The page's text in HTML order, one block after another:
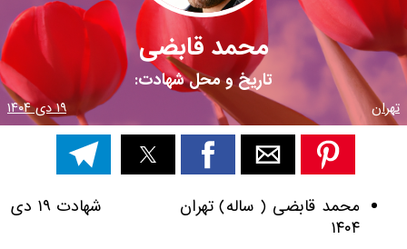
محمد قابضی
تاریخ و محل شهادت:
تهران ۱۹ دی ۱۴۰۴
محمد قابضی ( ساله) تهران شهادت ۱۹ دی
۱۴۰۴